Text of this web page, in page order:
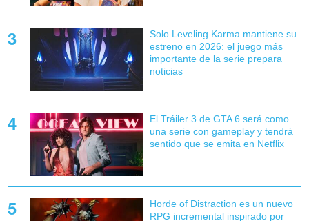
Solo Leveling Karma mantiene su
estreno en 2026: el juego más
importante de la serie prepara
noticias
El Tráiler 3 de GTA 6 será como
una serie con gameplay y tendrá
sentido que se emita en Netflix
Horde of Distraction es un nuevo
RPG incremental inspirado por